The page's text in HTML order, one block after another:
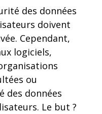
des données
doivent
Cependant,
logiciels,
ou
des données
Le but ?